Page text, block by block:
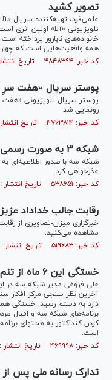
تصویر کشید
علمی‌فرد، تهیه‌کننده سریال
تلویزیونی «آلا» اولین اثری
خانواده‌های نابارور پرداخته
همه واقعیت‌هایی است که
کد خبر: ۴۸۴۸۳۹۴ تاریخ انتشار : ۱۴۰۴/۰۵/۰۷
پوستر سریال «هفت سرِ
پوستر سریال تلویزیونی
رونمایی شد.
کد خبر: ۴۷۶۳۸۱۴ تاریخ انتشار : ۱۴۰۲/۱۲/۲۰
شبکه ۳ به صورت رسمی از هواداران استقلال عذرخواهی کرد
شبکه سه با صدور اطلاعیه‌ای به
عذرخواهی کرد.
کد خبر: ۵۳۸۶۵۱ تاریخ انتشار : ۱۳۹۸/۰۵/۱۲
رقابت جالب خداداد
خبرگزاری میزان-تصاویری از
مشاهده می‌کنید.
کد خبر: ۵۱۹۶۸۳ تاریخ انتشار : ۱۳۹۸/۰۳/۰۱
خستگی این ۶ ماه از تنم در آمد
علی فروغی مدیر شبکه سه در
آخرین نظر سنجی مرکز افکار
برنامه‌های شبکه سه و اقبال
کردن کنداکتور به محتوای
است.
کد خبر: ۴۶۹۹۹۸ تاریخ انتشار : ۱۳۹۷/۰۹/۰۳